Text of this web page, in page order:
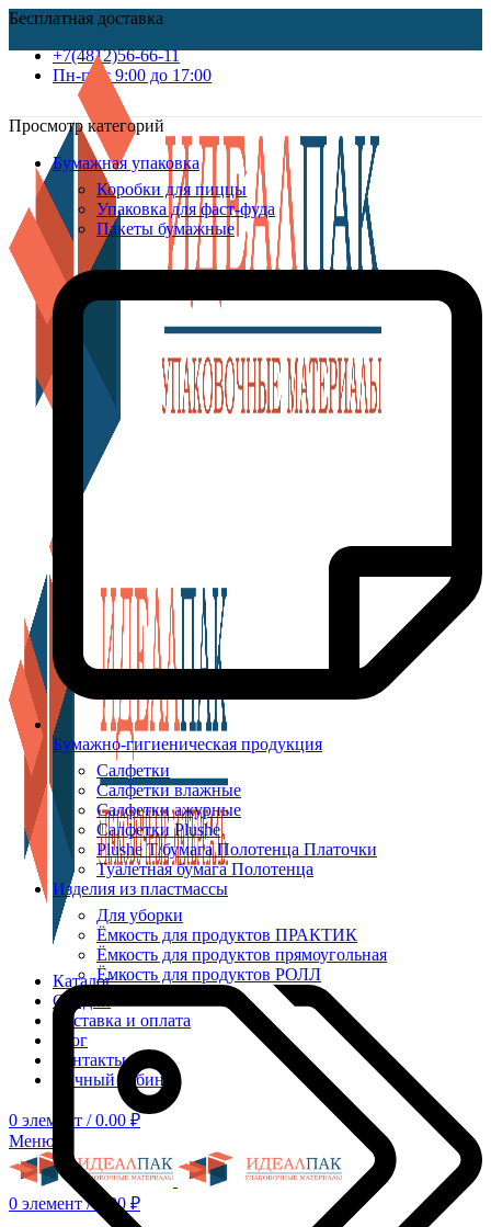
Бесплатная доставка
+7(4812)56-66-11
Пн-пт c 9:00 до 17:00
Каталог
Скидки
Доставка и оплата
Блог
Контакты
Личный кабинет
0 элемент / 0.00 ₽
Меню
0 элемент / 0.00 ₽
Просмотр категорий
Бумажная упаковка
Коробки для пиццы
Упаковка для фаст-фуда
Пакеты бумажные
Бумажно-гигиеническая продукция
Салфетки
Салфетки влажные
Салфетки ажурные
Салфетки Plushe
Plushe Т/бумага Полотенца Платочки
Туалетная бумага Полотенца
Изделия из пластмассы
Для уборки
Ёмкость для продуктов ПРАКТИК
Ёмкость для продуктов прямоугольная
Ёмкость для продуктов РОЛЛ